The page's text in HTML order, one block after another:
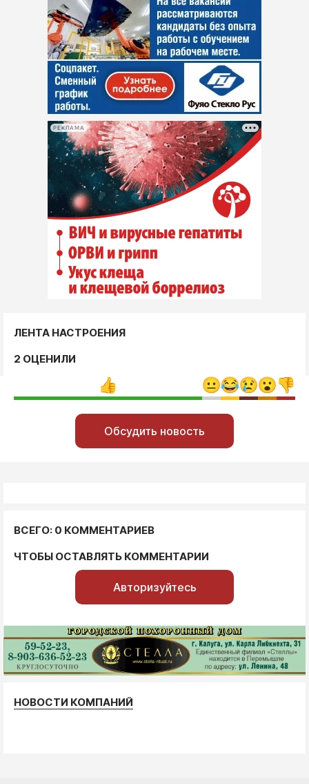
РЕКЛАМА
ЛЕНТА НАСТРОЕНИЯ
2 ОЦЕНИЛИ
Обсудить новость
ВСЕГО: 0 КОММЕНТАРИЕВ
ЧТОБЫ ОСТАВЛЯТЬ КОММЕНТАРИИ
Авторизуйтесь
НОВОСТИ КОМПАНИЙ